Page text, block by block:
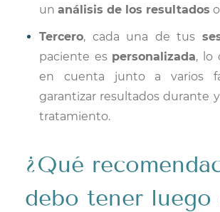
un análisis de los resultados
Tercero, cada una de tus
paciente es personalizada, lo
en cuenta junto a varios
garantizar resultados durante
tratamiento.
¿Qué
debo tener luego